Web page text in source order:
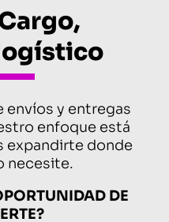
envíos y entregas
enfoque está
expandirte donde
necesite.
DE